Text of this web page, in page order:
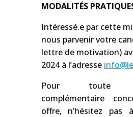
MODALITÉS
Intéressé.e par cette
nous parvenir votre
lettre de motivation)
2024 à l’adresse
Pour toute
complémentaire
offre, n’hésitez pas